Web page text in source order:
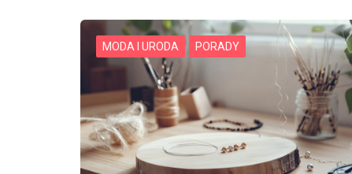
MODA I URODA PORADY